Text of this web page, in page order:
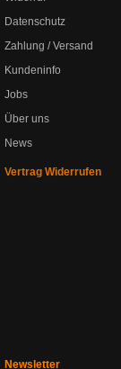
Datenschutz
Zahlung / Versand
Kundeninfo
Jobs
Über uns
News
Vertrag Widerrufen
Newsletter